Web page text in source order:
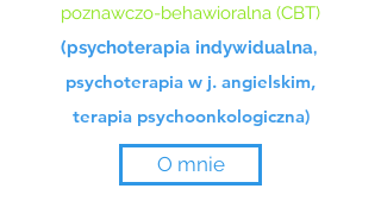
poznawczo-behawioralna (CBT)
(psychoterapia indywidualna,
psychoterapia w j. angielskim,
terapia psychoonkologiczna)
O mnie